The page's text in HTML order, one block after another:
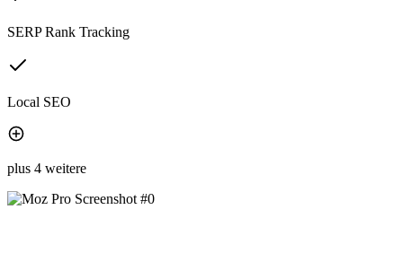
SERP Rank Tracking
Local SEO
plus 4 weitere